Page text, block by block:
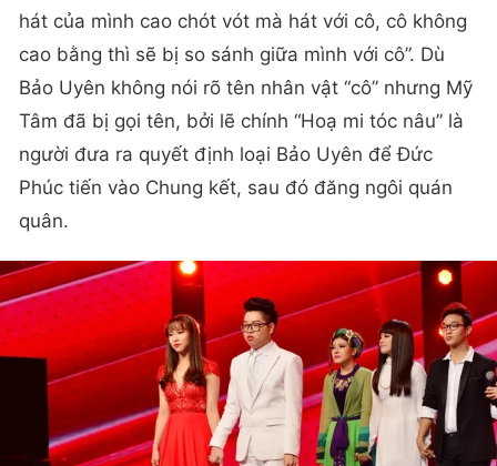
hát của mình cao chót vót mà hát với cô, cô không
cao bằng thì sẽ bị so sánh giữa mình với cô”. Dù
Bảo Uyên không nói rõ tên nhân vật “cô” nhưng Mỹ
Tâm đã bị gọi tên, bởi lẽ chính “Hoạ mi tóc nâu” là
người đưa ra quyết định loại Bảo Uyên để Đức
Phúc tiến vào Chung kết, sau đó đăng ngôi quán
quân.